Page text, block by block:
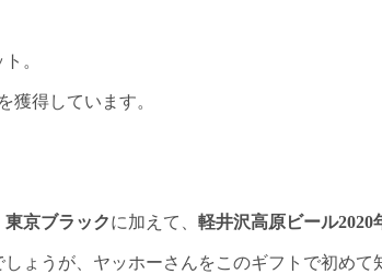
。
獲得しています。
京ブラックに加えて、 軽井沢高原ビール2020
ょうが、ヤッホーさんをこのギフトで初め